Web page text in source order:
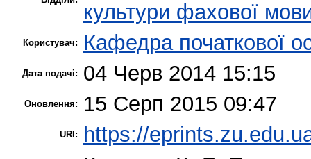
культури фахової
Користувач: Кафедра початкової
Дата подачі: 04 Черв 2014 15:15
Оновлення: 15 Серп 2015 09:47
URI: https://